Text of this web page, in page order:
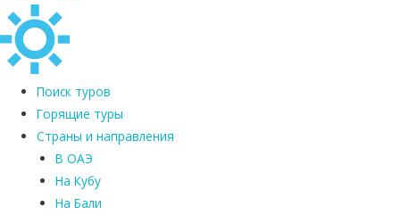
Поиск туров
Горящие туры
Страны и направления
В ОАЭ
На Кубу
На Бали